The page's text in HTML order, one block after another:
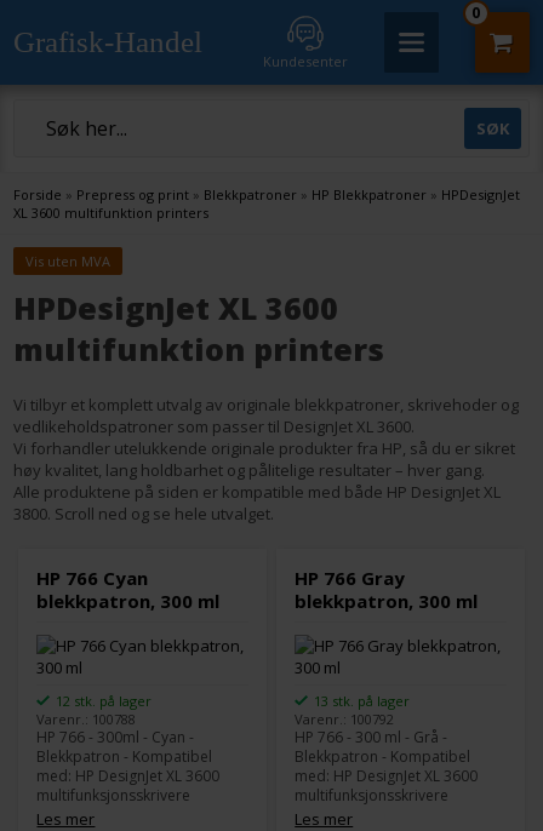
Grafisk-Handel
Kundesenter
0
Forside » Prepress og print » Blekkpatroner » HP Blekkpatroner » HPDesignJet
XL 3600 multifunktion printers
Vis uten MVA
HPDesignJet XL 3600
multifunktion printers
Vi tilbyr et komplett utvalg av originale blekkpatroner, skrivehoder og
vedlikeholdspatroner som passer til DesignJet XL 3600.
Vi forhandler utelukkende originale produkter fra HP, så du er sikret
høy kvalitet, lang holdbarhet og pålitelige resultater – hver gang.
Alle produktene på siden er kompatible med både HP DesignJet XL
3800. Scroll ned og se hele utvalget.
HP 766 Cyan
blekkpatron, 300 ml
12 stk. på lager
Varenr.: 100788
HP 766 - 300ml - Cyan -
Blekkpatron - Kompatibel
med: HP DesignJet XL 3600
multifunksjonsskrivere
Les mer
HP 766 Gray
blekkpatron, 300 ml
13 stk. på lager
Varenr.: 100792
HP 766 - 300 ml - Grå -
Blekkpatron - Kompatibel
med: HP DesignJet XL 3600
multifunksjonsskrivere
Les mer